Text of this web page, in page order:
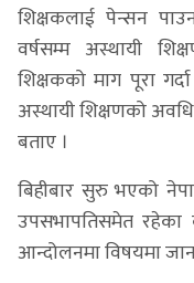
शिक्षकलाई पेन्सन
वर्षसम्म अस्थायी
शिक्षकको माग पूरा
अस्थायी शिक्षणको
बताए ।
बिहीबार सुरु भएको
उपसभापतिसमेत रहेका
आन्दोलनमा विषयमा